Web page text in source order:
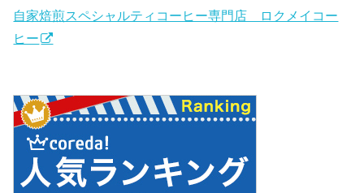
自家焙煎スペシャルティコーヒー専門店 ロクメイコー
ヒー